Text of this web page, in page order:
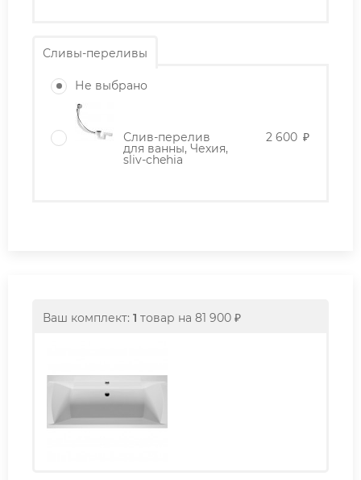
Сливы-переливы
Не выбрано
Слив-перелив
для ванны, Чехия,
sliv-chehia
2 600 ₽
Ваш комплект: 1 товар на 81 900 ₽